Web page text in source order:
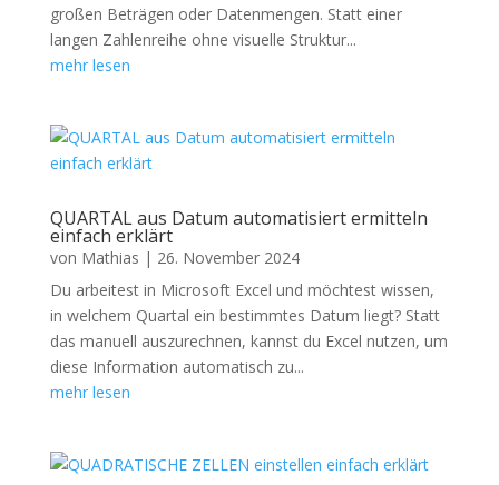
großen Beträgen oder Datenmengen. Statt einer
langen Zahlenreihe ohne visuelle Struktur...
mehr lesen
QUARTAL aus Datum automatisiert ermitteln
einfach erklärt
von Mathias | 26. November 2024
Du arbeitest in Microsoft Excel und möchtest wissen,
in welchem Quartal ein bestimmtes Datum liegt? Statt
das manuell auszurechnen, kannst du Excel nutzen, um
diese Information automatisch zu...
mehr lesen